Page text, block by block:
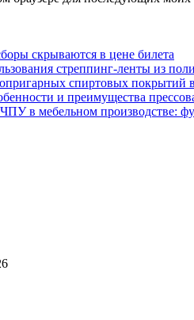
скрываются в цене билета
стреппинг-ленты из
спиртовых покрытий
и преимущества
в мебельном производстве: